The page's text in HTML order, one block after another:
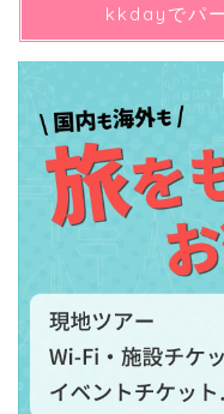
kkdayでパ